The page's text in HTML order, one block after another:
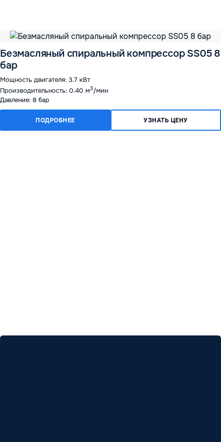
Безмасляный спиральный компрессор SS05 8
бар
Мощность двигателя: 3.7 кВт
Производительность: 0.40 м3/мин
Давление: 8 бар
ПОДРОБНЕЕ УЗНАТЬ ЦЕНУ